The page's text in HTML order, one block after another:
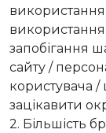
використання
використання
запобігання
сайту /
користувача /
зацікавити
2. Більшість